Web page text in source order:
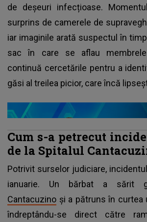
de deșeuri infecțioase.
surprins de camerele de
iar imaginile arată suspectul în
sac în care se aflau
continuă cercetările pentru a
găsi al treilea picior, care încă
Cum s-a petrecut
de la Spitalul
Potrivit surselor judiciare,
ianuarie. Un bărbat a sărit
Cantacuzino și a pătruns în curtea
îndreptându-se direct către